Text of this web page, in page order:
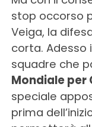
stop occorso
Veiga, la
corta. Adesso
squadre che
Mondiale per
speciale
prima